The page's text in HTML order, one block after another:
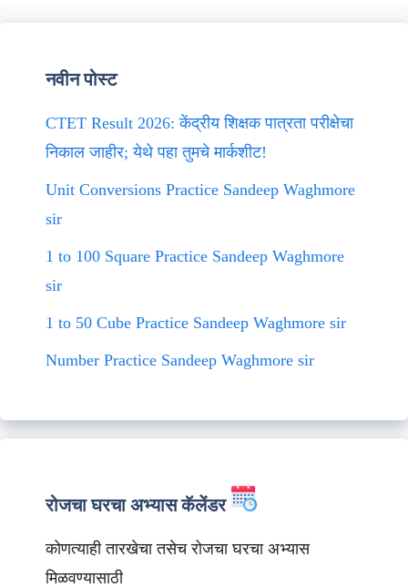
नवीन पोस्ट
CTET Result 2026: केंद्रीय शिक्षक पात्रता परीक्षेचा
निकाल जाहीर; येथे पहा तुमचे मार्कशीट!
Unit Conversions Practice Sandeep Waghmore
sir
1 to 100 Square Practice Sandeep Waghmore
sir
1 to 50 Cube Practice Sandeep Waghmore sir
Number Practice Sandeep Waghmore sir
रोजचा घरचा अभ्यास कॅलेंडर
कोणत्याही तारखेचा तसेच रोजचा घरचा अभ्यास
मिळवण्यासाठी